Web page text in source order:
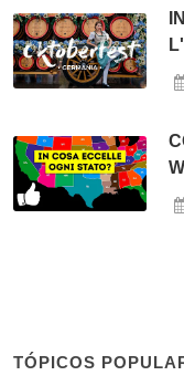
TÓPICOS